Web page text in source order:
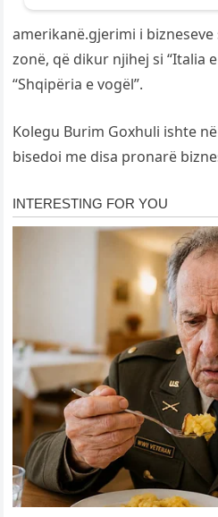
amerikanë.gjerimi i
zonë, që dikur njihej si “Italia
“Shqipëria e vogël”.
Kolegu Burim Goxhuli ishte
bisedoi me disa pronarë